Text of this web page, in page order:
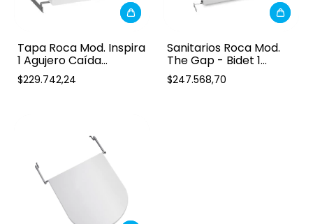
Tapa Roca Mod. Inspira
1 Agujero Caída
Amortiguada
$229.742,24
Sanitarios Roca Mod.
The Gap - Bidet 1
Agujero
$247.568,70